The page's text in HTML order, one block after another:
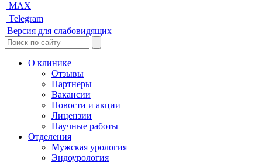
MAX
Telegram
Версия для слабовидящих
О клинике
Отзывы
Партнеры
Вакансии
Новости и акции
Лицензии
Научные работы
Отделения
Мужская урология
Эндоурология